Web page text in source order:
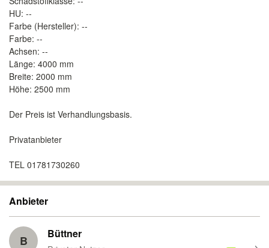
HU: --
Farbe (Hersteller): --
Farbe: --
Achsen: --
Länge: 4000 mm
Breite: 2000 mm
Höhe: 2500 mm
Der Preis ist Verhandlungsbasis.
Privatanbieter
TEL 01781730260
Anbieter
B Büttner